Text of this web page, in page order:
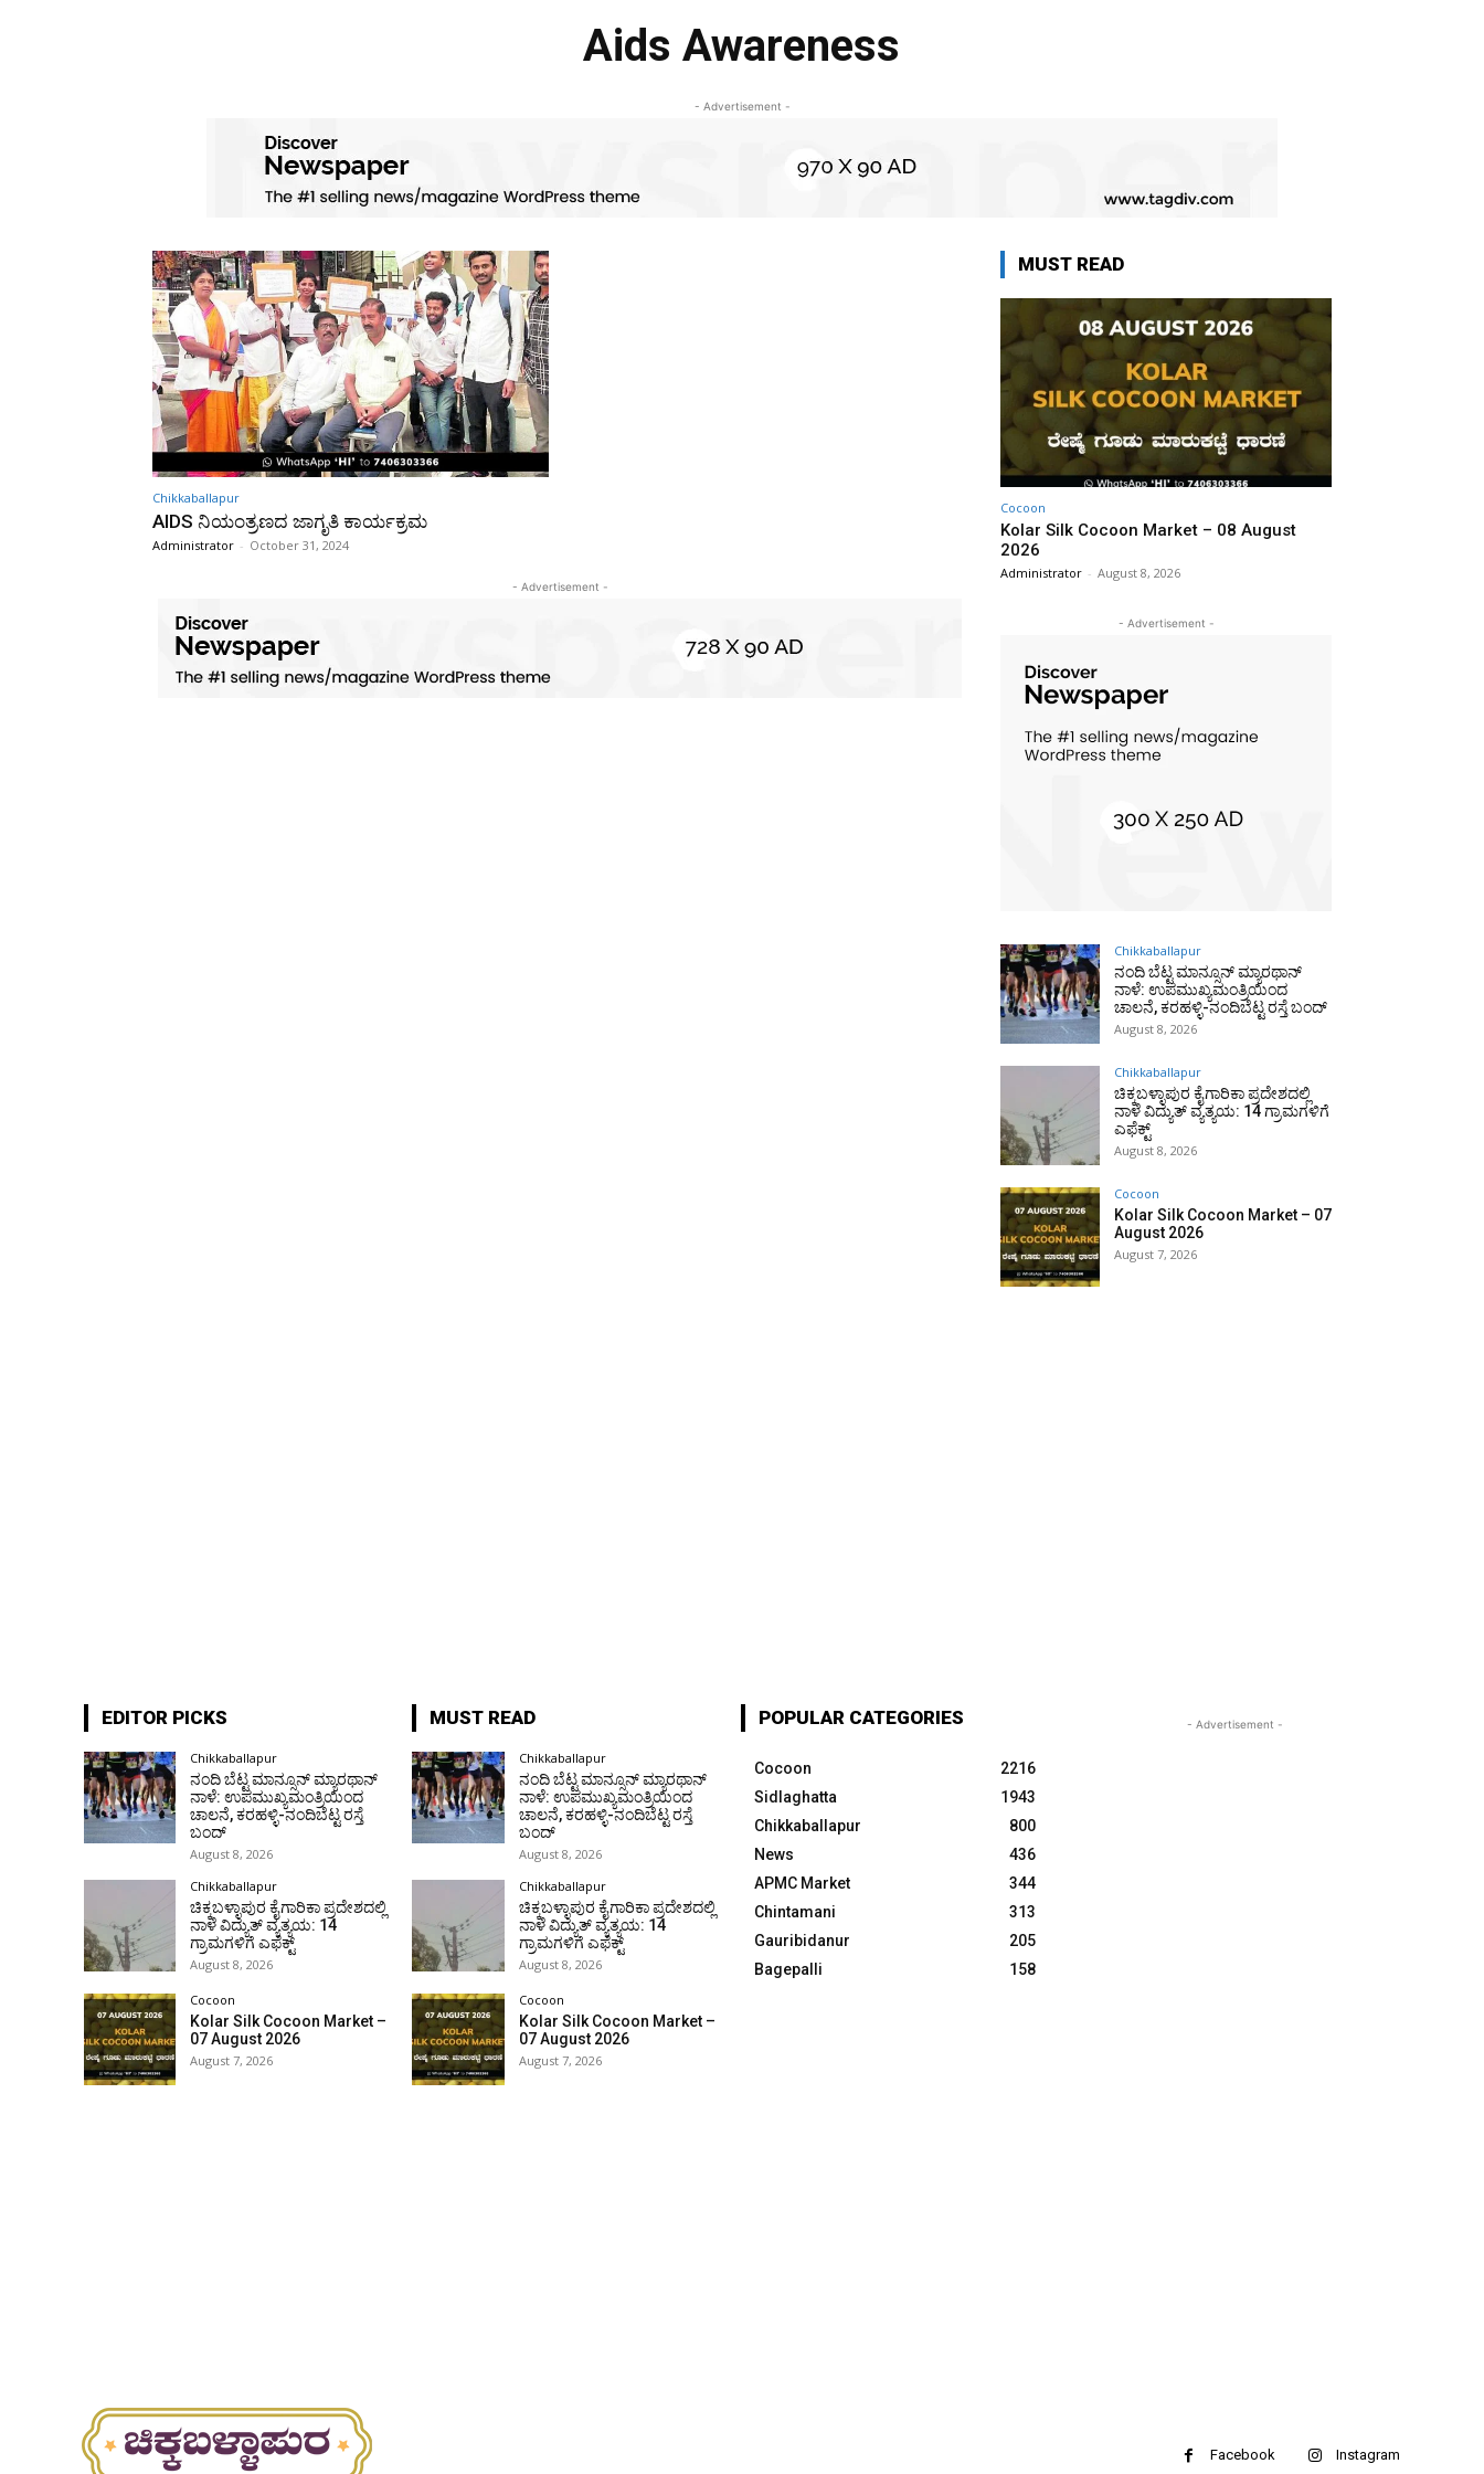
Aids Awareness
- Advertisement -
Chikkaballapur
AIDS ನಿಯಂತ್ರಣದ ಜಾಗೃತಿ ಕಾರ್ಯಕ್ರಮ
Administrator - October 31, 2024
- Advertisement -
MUST READ
Cocoon
Kolar Silk Cocoon Market – 08 August
2026
Administrator - August 8, 2026
- Advertisement -
Chikkaballapur
ನಂದಿ ಬೆಟ್ಟ ಮಾನ್ಸೂನ್ ಮ್ಯಾರಥಾನ್
ನಾಳೆ: ಉಪಮುಖ್ಯಮಂತ್ರಿಯಿಂದ
ಚಾಲನೆ, ಕರಹಳ್ಳಿ-ನಂದಿಬೆಟ್ಟ ರಸ್ತೆ ಬಂದ್
August 8, 2026
Chikkaballapur
ಚಿಕ್ಕಬಳ್ಳಾಪುರ ಕೈಗಾರಿಕಾ ಪ್ರದೇಶದಲ್ಲಿ
ನಾಳೆ ವಿದ್ಯುತ್ ವ್ಯತ್ಯಯ: 14 ಗ್ರಾಮಗಳಿಗೆ
ಎಫೆಕ್ಟ್
August 8, 2026
Cocoon
Kolar Silk Cocoon Market – 07
August 2026
August 7, 2026
EDITOR PICKS
Chikkaballapur
ನಂದಿ ಬೆಟ್ಟ ಮಾನ್ಸೂನ್ ಮ್ಯಾರಥಾನ್
ನಾಳೆ: ಉಪಮುಖ್ಯಮಂತ್ರಿಯಿಂದ
ಚಾಲನೆ, ಕರಹಳ್ಳಿ-ನಂದಿಬೆಟ್ಟ ರಸ್ತೆ
ಬಂದ್
August 8, 2026
Chikkaballapur
ಚಿಕ್ಕಬಳ್ಳಾಪುರ ಕೈಗಾರಿಕಾ ಪ್ರದೇಶದಲ್ಲಿ
ನಾಳೆ ವಿದ್ಯುತ್ ವ್ಯತ್ಯಯ: 14
ಗ್ರಾಮಗಳಿಗೆ ಎಫೆಕ್ಟ್
August 8, 2026
Cocoon
Kolar Silk Cocoon Market –
07 August 2026
August 7, 2026
MUST READ
Chikkaballapur
ನಂದಿ ಬೆಟ್ಟ ಮಾನ್ಸೂನ್ ಮ್ಯಾರಥಾನ್
ನಾಳೆ: ಉಪಮುಖ್ಯಮಂತ್ರಿಯಿಂದ
ಚಾಲನೆ, ಕರಹಳ್ಳಿ-ನಂದಿಬೆಟ್ಟ ರಸ್ತೆ
ಬಂದ್
August 8, 2026
Chikkaballapur
ಚಿಕ್ಕಬಳ್ಳಾಪುರ ಕೈಗಾರಿಕಾ ಪ್ರದೇಶದಲ್ಲಿ
ನಾಳೆ ವಿದ್ಯುತ್ ವ್ಯತ್ಯಯ: 14
ಗ್ರಾಮಗಳಿಗೆ ಎಫೆಕ್ಟ್
August 8, 2026
Cocoon
Kolar Silk Cocoon Market –
07 August 2026
August 7, 2026
POPULAR CATEGORIES
Cocoon
2216
Sidlaghatta
1943
Chikkaballapur
800
News
436
APMC Market
344
Chintamani
313
Gauribidanur
205
Bagepalli
158
- Advertisement -
Facebook Instagram